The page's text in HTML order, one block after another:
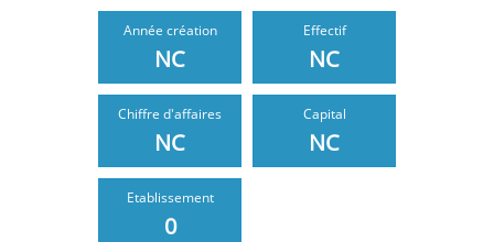
Année création
NC
Effectif
NC
Chiffre d'affaires
NC
Capital
NC
Etablissement
0